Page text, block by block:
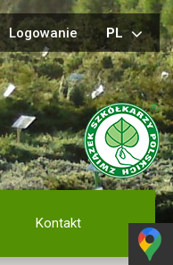
Logowanie PL
Kontakt